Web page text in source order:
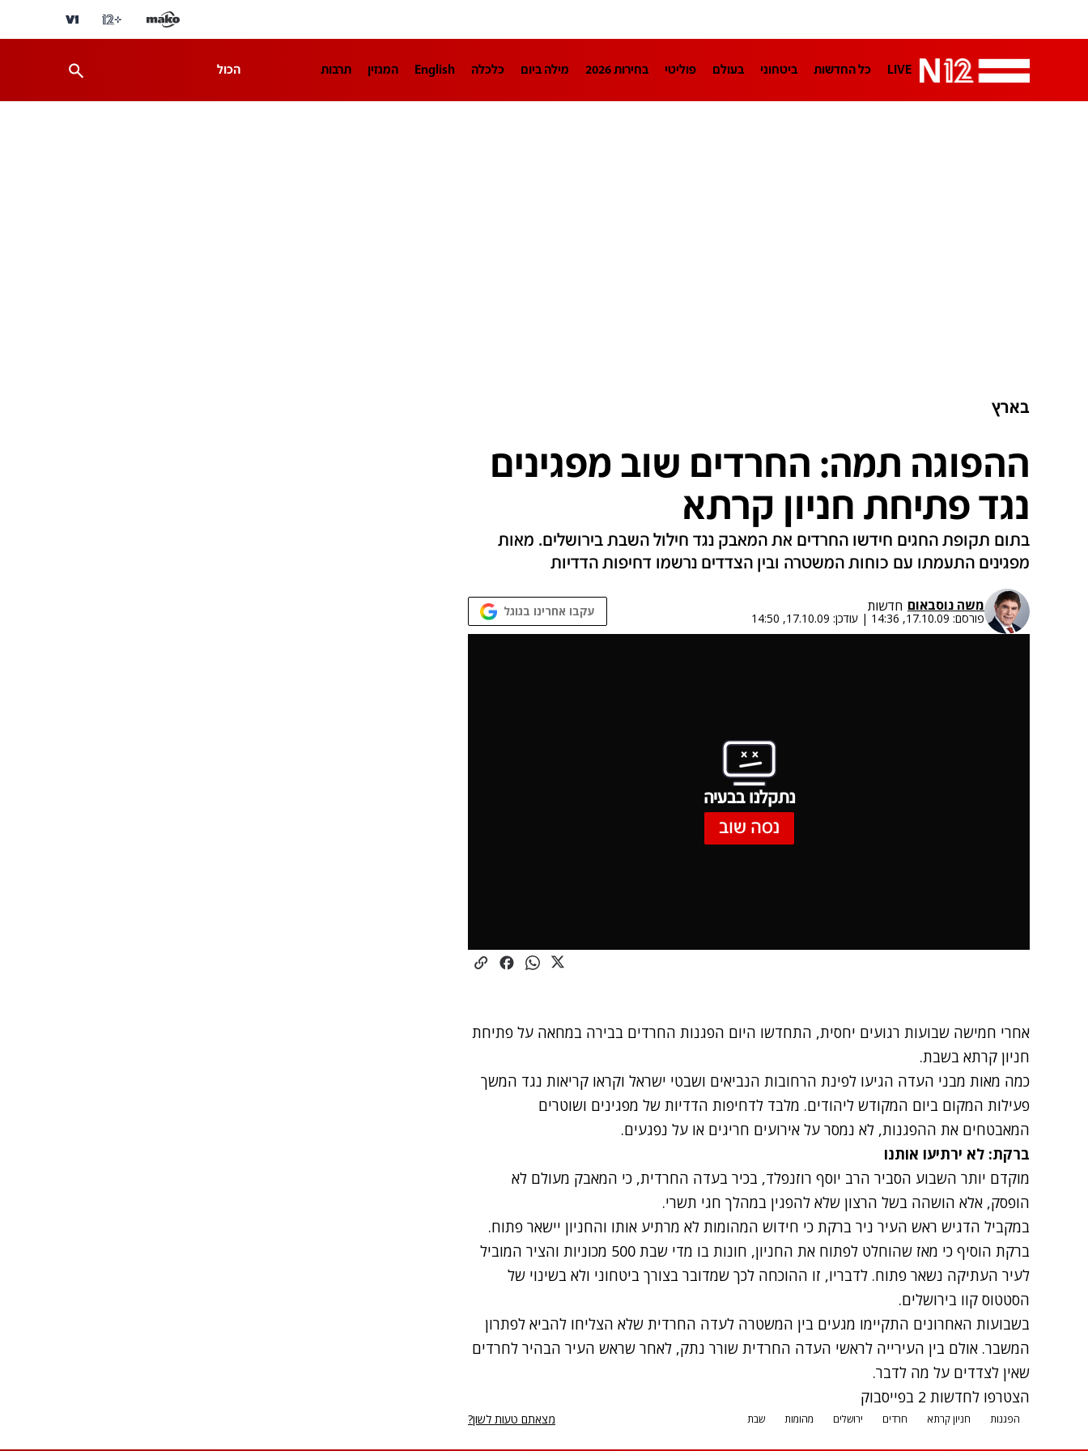
LIVE כל החדשות ביטחוני בעולם פוליטי בחירות 2026 מילה ביום כלכלה English המגזין תרבות הכול
בארץ
ההפוגה תמה: החרדים שוב מפגינים
נגד פתיחת חניון קרתא
בתום תקופת החגים חידשו החרדים את המאבק נגד חילול השבת בירושלים. מאות
מפגינים התעמתו עם כוחות המשטרה ובין הצדדים נרשמו דחיפות הדדיות
משה נוסבאום חדשות
פורסם: 17.10.09, 14:36
| עודכן: 17.10.09, 14:50 עקבו אחרינו בגוגל
נתקלנו בבעיה
נסה שוב
אחרי חמישה שבועות רגועים יחסית, התחדשו היום הפגנות החרדים בבירה במחאה על פתיחת
חניון קרתא בשבת.
כמה מאות מבני העדה הגיעו לפינת הרחובות הנביאים ושבטי ישראל וקראו קריאות נגד המשך
פעילות המקום ביום המקודש ליהודים. מלבד לדחיפות הדדיות של מפגינים ושוטרים
המאבטחים את ההפגנות, לא נמסר על אירועים חריגים או על נפגעים.
ברקת: לא ירתיעו אותנו
מוקדם יותר השבוע הסביר הרב יוסף רוזנפלד, בכיר בעדה החרדית, כי המאבק מעולם לא
הופסק, אלא הושהה בשל הרצון שלא להפגין במהלך חגי תשרי.
במקביל הדגיש ראש העיר ניר ברקת כי חידוש המהומות לא מרתיע אותו והחניון יישאר פתוח.
ברקת הוסיף כי מאז שהוחלט לפתוח את החניון, חונות בו מדי שבת 500 מכוניות והציר המוביל
לעיר העתיקה נשאר פתוח. לדבריו, זו ההוכחה לכך שמדובר בצורך ביטחוני ולא בשינוי של
הסטטוס קוו בירושלים.
בשבועות האחרונים התקיימו מגעים בין המשטרה לעדה החרדית שלא הצליחו להביא לפתרון
המשבר. אולם בין העירייה לראשי העדה החרדית שורר נתק, לאחר שראש העיר הבהיר לחרדים
שאין לצדדים על מה לדבר.
הצטרפו לחדשות 2 בפייסבוק
הפגנות חניון קרתא חרדים ירושלים מהומות שבת מצאתם טעות לשון?